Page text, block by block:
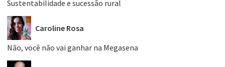
Sustentabilidade e sucessão rural
Caroline Rosa
Não, você não vai ganhar na Megasena